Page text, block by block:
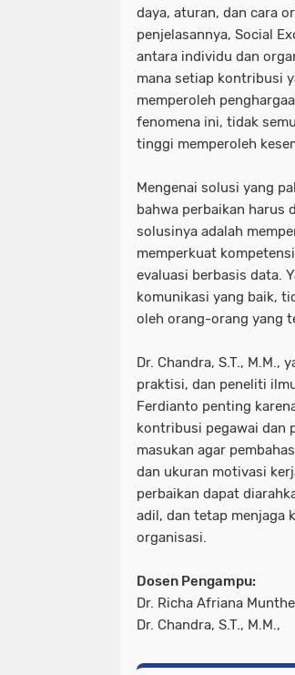
daya, aturan, dan cara
penjelasannya, Social
antara individu dan
mana setiap kontribusi
memperoleh
fenomena ini, tidak
tinggi memperoleh
Mengenai solusi yang
bahwa perbaikan harus
solusinya adalah
memperkuat
evaluasi berbasis data.
komunikasi yang baik,
oleh orang-orang yang
Dr. Chandra, S.T., M.M.,
praktisi, dan peneliti
Ferdianto penting
kontribusi pegawai dan
masukan agar
dan ukuran motivasi
perbaikan dapat
adil, dan tetap menjaga
organisasi.
Dosen Pengampu:
Dr. Richa Afriana
Dr. Chandra, S.T., M.M.,